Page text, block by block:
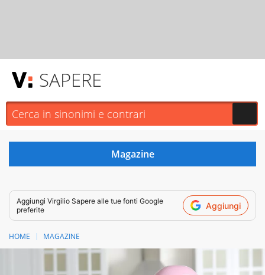
SAPERE
Aggiungi Virgilio Sapere alle tue fonti Google
preferite
Aggiungi
HOME MAGAZINE